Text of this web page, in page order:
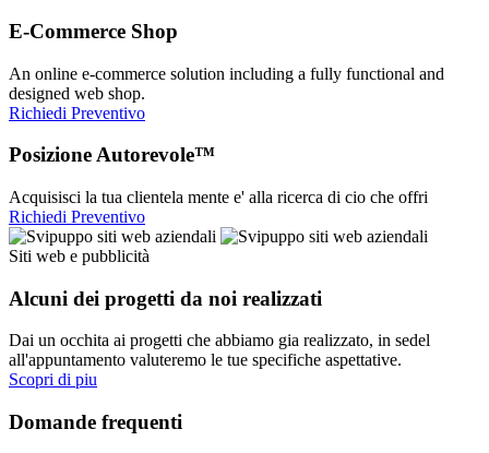
E-Commerce Shop
An online e-commerce solution including a fully functional and
designed web shop.
Richiedi Preventivo
Posizione Autorevole™
Acquisisci la tua clientela mente e' alla ricerca di cio che offri
Richiedi Preventivo
Siti web e pubblicità
Alcuni dei progetti da noi realizzati
Dai un occhita ai progetti che abbiamo gia realizzato, in sedel
all'appuntamento valuteremo le tue specifiche aspettative.
Scopri di piu
Domande frequenti